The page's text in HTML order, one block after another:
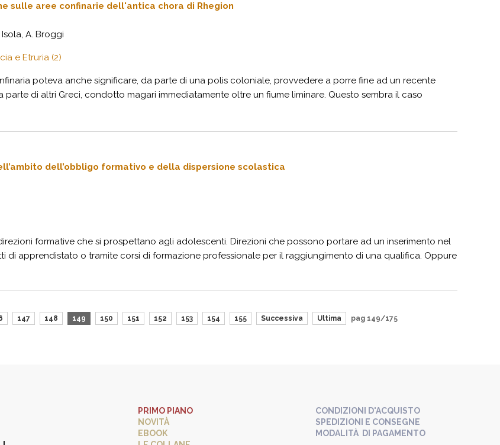
sulle aree confinarie dell'antica chora di Rhegion
A. Broggi
e Etruria (2)
poteva anche significare, da parte di una polis coloniale, provvedere a porre fine ad un recente
di altri Greci, condotto magari immediatamente oltre un fiume liminare. Questo sembra il caso
dell’obbligo formativo e della dispersione scolastica
formative che si prospettano agli adolescenti. Direzioni che possono portare ad un inserimento nel
di apprendistato o tramite corsi di formazione professionale per il raggiungimento di una qualifica. Oppure
147 148 149 150 151 152 153 154 155 Successiva Ultima pag 149/175
PRIMO PIANO
NOVITÀ
EBOOK
CONDIZIONI D'ACQUISTO
SPEDIZIONI E CONSEGNE
MODALITÀ DI PAGAMENTO